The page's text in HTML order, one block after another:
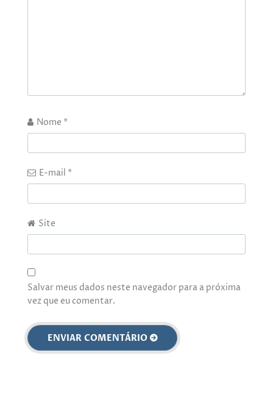
Nome *
E-mail *
Site
Salvar meus dados neste navegador para a próxima
vez que eu comentar.